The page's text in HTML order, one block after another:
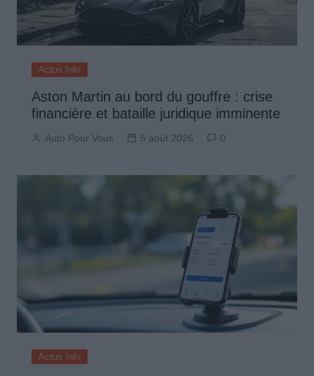
Actus Info
Aston Martin au bord du gouffre : crise
financière et bataille juridique imminente
Auto Pour Vous 5 août 2026 0
Actus Info